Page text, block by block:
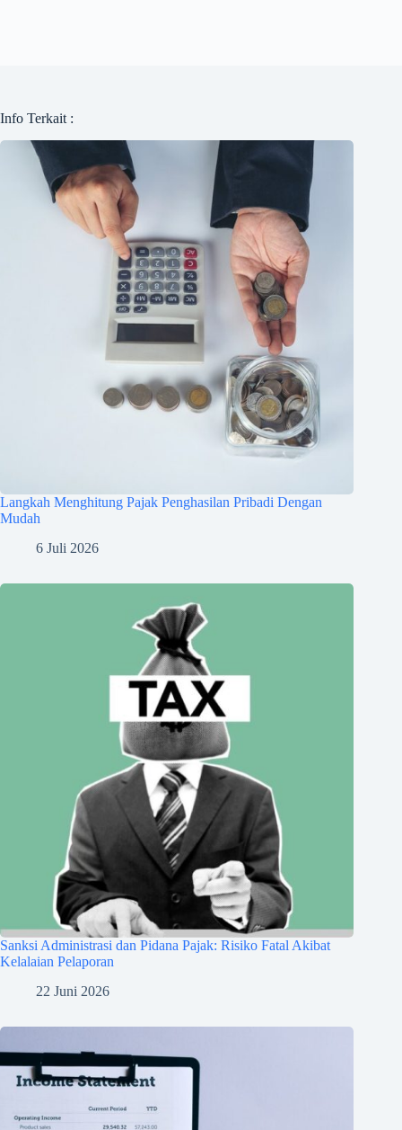
Info Terkait :
Langkah Menghitung Pajak Penghasilan Pribadi Dengan
Mudah
6 Juli 2026
Sanksi Administrasi dan Pidana Pajak: Risiko Fatal Akibat
Kelalaian Pelaporan
22 Juni 2026